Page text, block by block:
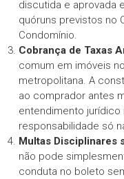
discutida e aprovada
quóruns previstos no
Condomínio.
Cobrança de Taxas
comum em imóveis
metropolitana. A
ao comprador antes
entendimento
responsabilidade só
Multas Disciplinares
não pode
conduta no boleto